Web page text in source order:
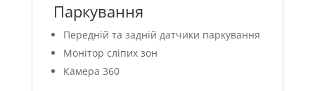
Паркування
Передній та задній датчики паркування
Монітор сліпих зон
Камера 360